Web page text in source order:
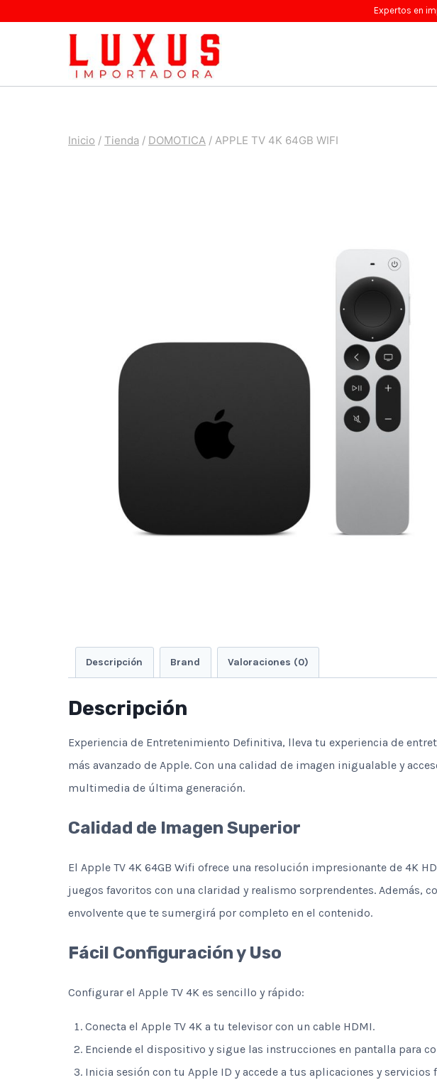
Expertos en
Inicio / Tienda / DOMOTICA / APPLE TV 4K 64GB WIFI
Descripción Brand Valoraciones (0)
Descripción
Experiencia de Entretenimiento Definitiva, lleva tu experiencia de
más avanzado de Apple. Con una calidad de imagen inigualable y
multimedia de última generación.
Calidad de Imagen Superior
El Apple TV 4K 64GB Wifi ofrece una resolución impresionante de 4K
juegos favoritos con una claridad y realismo sorprendentes. Además,
envolvente que te sumergirá por completo en el contenido.
Fácil Configuración y Uso
Configurar el Apple TV 4K es sencillo y rápido:
Conecta el Apple TV 4K a tu televisor con un cable HDMI.
Enciende el dispositivo y sigue las instrucciones en pantalla para
Inicia sesión con tu Apple ID y accede a tus aplicaciones y servicios